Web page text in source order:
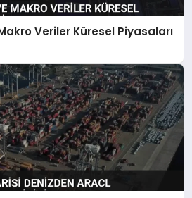
Veriler Küresel Piyasaları